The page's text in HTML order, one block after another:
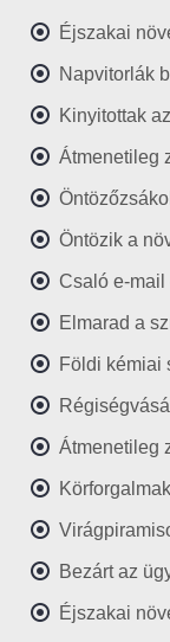
Éjszakai
Napvitorlák
Kinyitottak
Átmenetileg
Öntözik a
Csaló e-mail
Elmarad a
Földi kémiai
Átmenetileg
Bezárt az
Éjszakai